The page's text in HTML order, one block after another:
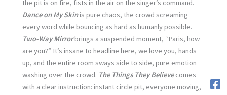
the pit is on fire, fists in the air on the singer’s command.
Dance on My Skinis pure chaos, the crowd screaming
every word while bouncing as hard as humanly possible.
Two-Way Mirrorbrings a suspended moment, “Paris, how
are you?” It’s insane to headline here, we love you, hands
up, and the entire room sways side to side, pure emotion
washing over the crowd. The Things They Believecomes
with a clear instruction: instant circle pit, everyone moving,